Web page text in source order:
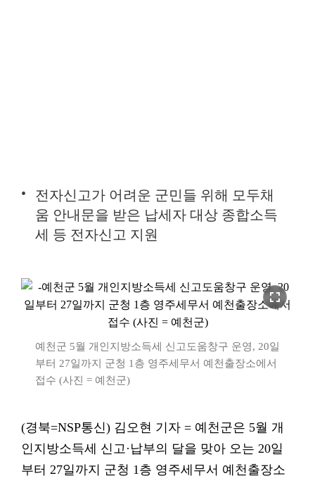
전자신고가 어려운 군민들 위해 모두채
움 안내문을 받은 납세자 대상 종합소득
세 등 전자신고 지원
fullscreen
예천군 5월 개인지방소득세 신고도움창구 운영, 20일
부터 27일까지 군청 1층 영주세무서 예천출장소에서
접수 (사진 = 예천군)
(경북=NSP통신) 김오현 기자 = 예천군은 5월 개
인지방소득세 신고·납부의 달을 맞아 오는 20일
부터 27일까지 군청 1층 영주세무서 예천출장소